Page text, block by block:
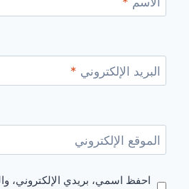
البريد الإلكتروني *
الموقع الإلكتروني
احفظ اسمي، بريدي الإلكتروني،